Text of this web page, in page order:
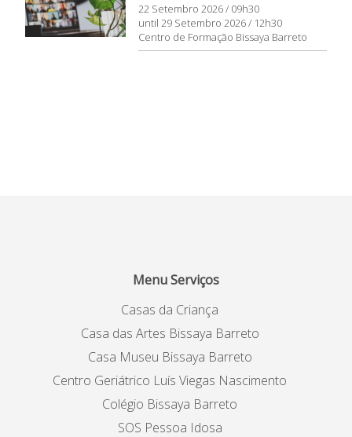
22 Setembro 2026 / 09h30
until 29 Setembro 2026 / 12h30
Centro de Formação Bissaya Barreto
Menu Serviços
Casas da Criança
Casa das Artes Bissaya Barreto
Casa Museu Bissaya Barreto
Centro Geriátrico Luís Viegas Nascimento
Colégio Bissaya Barreto
SOS Pessoa Idosa